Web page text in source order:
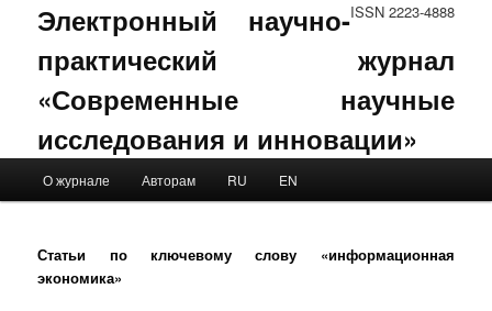
ISSN 2223-4888
Электронный научно-
практический журнал
«Современные научные
исследования и инновации»
Skip to primary content
Skip to secondary content
О журнале Авторам RU EN
Статьи по ключевому слову «информационная
экономика»